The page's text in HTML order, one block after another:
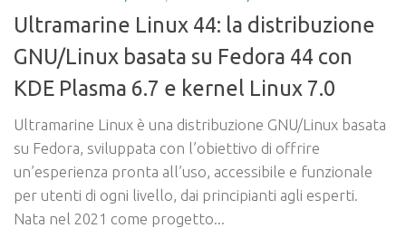
Ultramarine Linux 44: la distribuzione
GNU/Linux basata su Fedora 44 con
KDE Plasma 6.7 e kernel Linux 7.0
Ultramarine Linux è una distribuzione GNU/Linux basata
su Fedora, sviluppata con l’obiettivo di offrire
un’esperienza pronta all’uso, accessibile e funzionale
per utenti di ogni livello, dai principianti agli esperti.
Nata nel 2021 come progetto...